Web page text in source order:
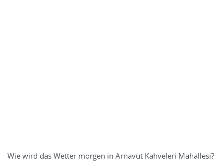
Wie wird das Wetter morgen in Arnavut Kahveleri Mahallesi?